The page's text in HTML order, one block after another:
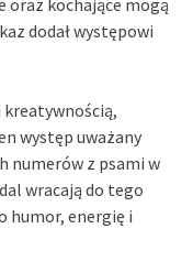
kochające mogą
dodał występowi
występ uważany
numerów z psami w
wracają do tego
humor, energię i